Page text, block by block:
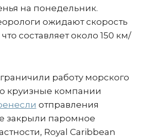
на понедельник.
ожидают скорость
составляет около 150 км/
работу морского
круизные компании
отправления
закрыли паромное
Royal Caribbean